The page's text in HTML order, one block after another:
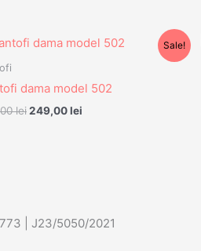
Sale!
dama model 502
lei
Prețul
289,00 lei.
249,00lei
Prețul
| J23/5050/2021